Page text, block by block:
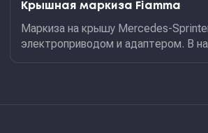
Крышная маркиза Fiamma
Маркиза на крышу Mercedes-
электроприводом и адаптером. В